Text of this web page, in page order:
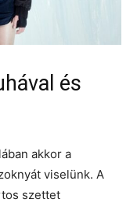
és
akkor a
viselünk. A
szettet